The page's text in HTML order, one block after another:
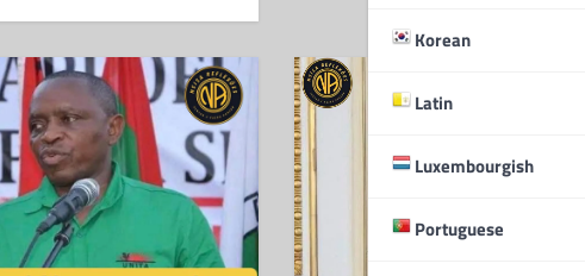
Korean
Latin
Luxembourgish
Portuguese